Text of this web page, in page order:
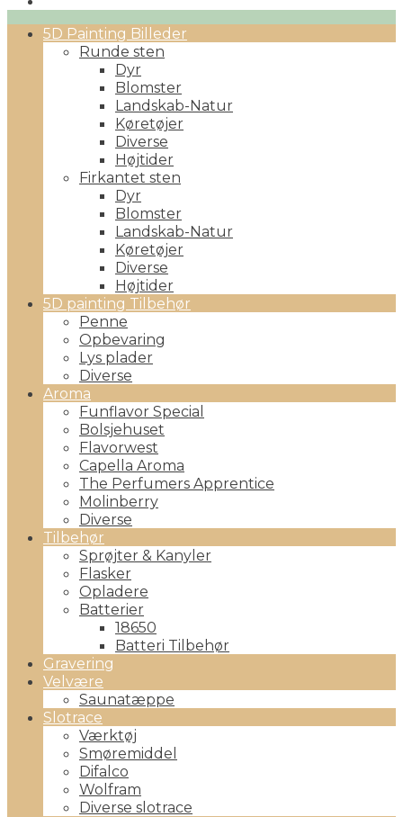
Primary5D Painting Billeder
Runde sten
Dyr
Blomster
Landskab-Natur
Køretøjer
Diverse
Højtider
Firkantet sten
Dyr
Blomster
Landskab-Natur
Køretøjer
Diverse
Højtider
5D painting Tilbehør
Penne
Opbevaring
Lys plader
Diverse
Aroma
Funflavor Special
Bolsjehuset
Flavorwest
Capella Aroma
The Perfumers Apprentice
Molinberry
Diverse
Tilbehør
Sprøjter & Kanyler
Flasker
Opladere
Batterier
18650
Batteri Tilbehør
Gravering
Velvære
Saunatæppe
Slotrace
Værktøj
Smøremiddel
Difalco
Wolfram
Diverse slotrace